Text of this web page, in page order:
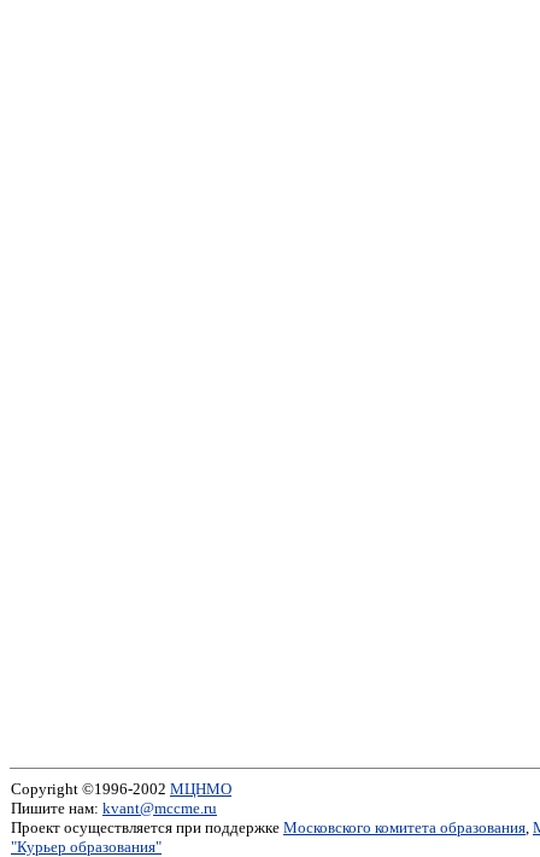
Copyright ©1996-2002 МЦНМО
Пишите нам: kvant@mccme.ru
Проект осуществляется при поддержке Московского комитета образования,
"Курьер образования"